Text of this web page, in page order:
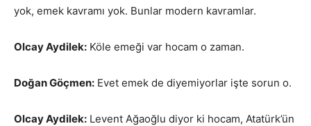
yok, emek kavramı yok. Bunlar modern kavramlar.
Olcay Aydilek: Köle emeği var hocam o zaman.
Doğan Göçmen: Evet emek de diyemiyorlar işte sorun o.
Olcay Aydilek: Levent Ağaoğlu diyor ki hocam, Atatürk’ün